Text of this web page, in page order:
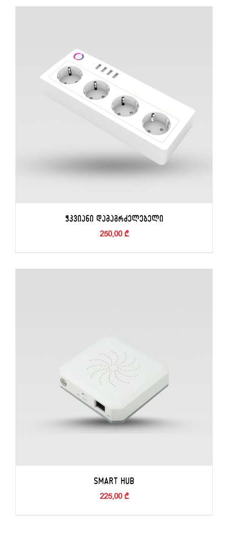
ᲭᲙᲕᲘᲐᲜᲘ ᲓᲐᲛᲐᲒᲠᲫᲔᲚᲔᲑᲔᲚᲘ
250,00₾
SMART HUB
225,00₾